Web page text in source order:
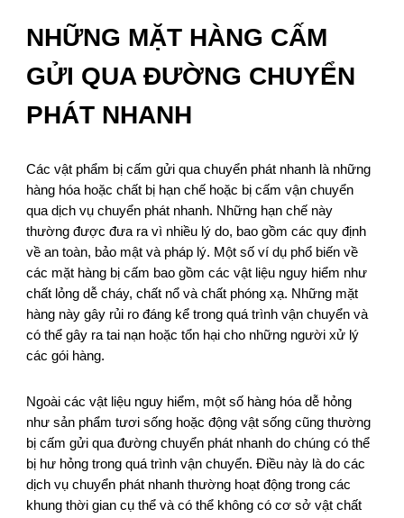
NHỮNG MẶT HÀNG CẤM
GỬI QUA ĐƯỜNG CHUYỂN
PHÁT NHANH
Các vật phẩm bị cấm gửi qua chuyển phát nhanh là những
hàng hóa hoặc chất bị hạn chế hoặc bị cấm vận chuyển
qua dịch vụ chuyển phát nhanh. Những hạn chế này
thường được đưa ra vì nhiều lý do, bao gồm các quy định
về an toàn, bảo mật và pháp lý. Một số ví dụ phổ biến về
các mặt hàng bị cấm bao gồm các vật liệu nguy hiểm như
chất lỏng dễ cháy, chất nổ và chất phóng xạ. Những mặt
hàng này gây rủi ro đáng kể trong quá trình vận chuyển và
có thể gây ra tai nạn hoặc tổn hại cho những người xử lý
các gói hàng.
Ngoài các vật liệu nguy hiểm, một số hàng hóa dễ hỏng
như sản phẩm tươi sống hoặc động vật sống cũng thường
bị cấm gửi qua đường chuyển phát nhanh do chúng có thể
bị hư hỏng trong quá trình vận chuyển. Điều này là do các
dịch vụ chuyển phát nhanh thường hoạt động trong các
khung thời gian cụ thể và có thể không có cơ sở vật chất